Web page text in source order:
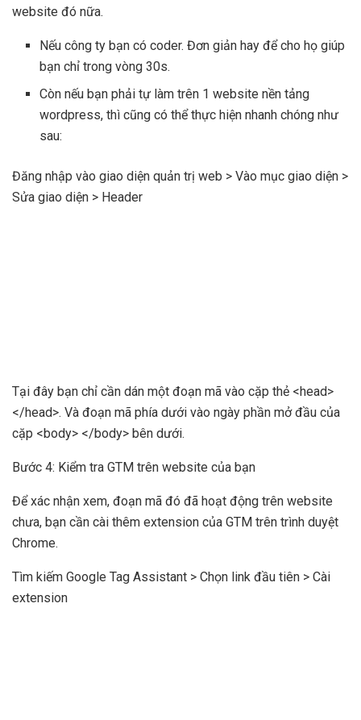
website đó nữa.
Nếu công ty bạn có coder. Đơn giản hay để cho họ giúp
bạn chỉ trong vòng 30s.
Còn nếu bạn phải tự làm trên 1 website nền tảng
wordpress, thì cũng có thể thực hiện nhanh chóng như
sau:
Đăng nhập vào giao diện quản trị web > Vào mục giao diện >
Sửa giao diện > Header
Tại đây bạn chỉ cần dán một đoạn mã vào cặp thẻ <head>
</head>. Và đoạn mã phía dưới vào ngày phần mở đầu của
cặp <body> </body> bên dưới.
Bước 4: Kiểm tra GTM trên website của bạn
Để xác nhận xem, đoạn mã đó đã hoạt động trên website
chưa, bạn cần cài thêm extension của GTM trên trình duyệt
Chrome.
Tìm kiếm Google Tag Assistant > Chọn link đầu tiên > Cài
extension